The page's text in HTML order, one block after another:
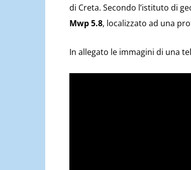
di Creta. Secondo l’istituto di
Mwp 5.8, localizzato ad una
In allegato le immagini di una